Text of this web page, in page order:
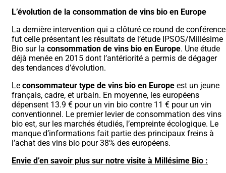
L’évolution de la consommation de vins bio en Europe
La dernière intervention qui a clôturé ce round de
fut celle présentant les résultats de l’étude IPSOS/Millésime
Bio sur la consommation de vins bio en Europe. Une étude
déjà menée en 2015 dont l’antériorité a permis de dégager
des tendances d’évolution.
Le consommateur type de vins bio en Europe est un jeune
français, cadre, et urbain. En moyenne, les européens
dépensent 13.9 € pour un vin bio contre 11 € pour un vin
conventionnel. Le premier levier de consommation des vins
bio est, sur les marchés étudiés, l’empreinte écologique. Le
manque d’informations fait partie des principaux freins à
l’achat des vins bio pour 38% des européens.
Envie d’en savoir plus sur notre visite à Millésime Bio :